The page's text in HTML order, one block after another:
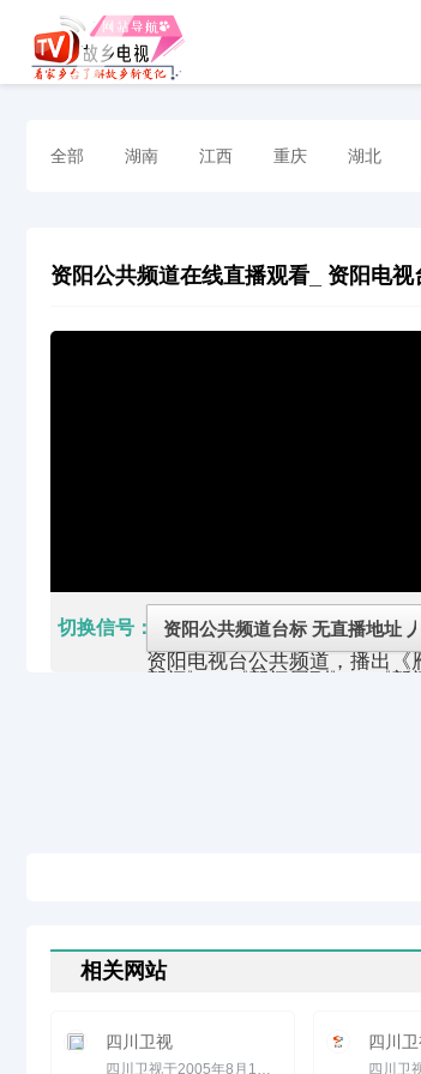
全部 湖南 江西 重庆 湖北
资阳公共频道在线直播观看_ 资阳电视
切换信号：
资阳电视台公共频道，播出《
新闻》、《新闻周刊》、《新
车》、《经济·生活》、《资
事》等栏目，集本地新闻、生
文化、经济、原创影音节目为
体，以权威的时政报道、贴近
生活的专题栏目、丰富优秀的
剧和其他综合节目服务于电视
《资阳故事》该栏目以独特的
目，该节目力求全方位介入本
会经济和百姓生活，全面反映
经济生活全貌，使之成为资阳
下设子栏目《资阳房产》、《
资阳》、《玩转资阳》、《财
相关网站
四川卫视 四川